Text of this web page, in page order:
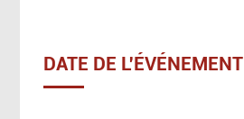
DATE DE L'ÉVÉNEMENT